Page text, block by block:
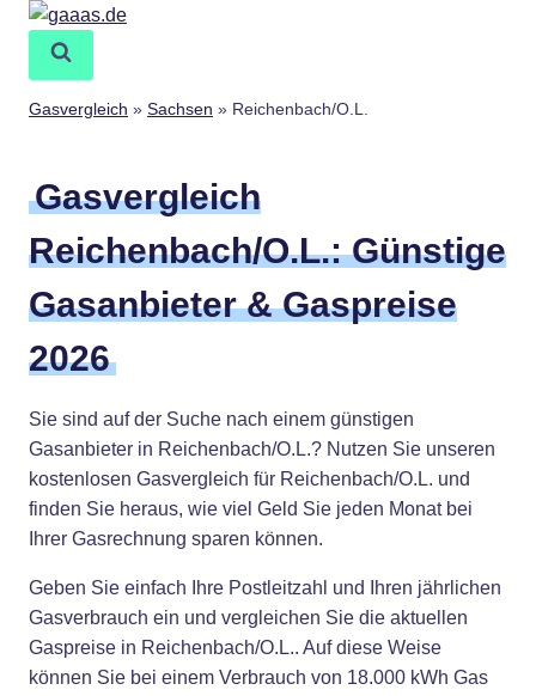
Zum
springen
Gasvergleich » Sachsen » Reichenbach/O.L.
Gasvergleich
Reichenbach/O.L.: Günstige
Gasanbieter & Gaspreise
2026
Sie sind auf der Suche nach einem günstigen
Gasanbieter in Reichenbach/O.L.? Nutzen Sie unseren
kostenlosen Gasvergleich für Reichenbach/O.L. und
finden Sie heraus, wie viel Geld Sie jeden Monat bei
Ihrer Gasrechnung sparen können.
Geben Sie einfach Ihre Postleitzahl und Ihren jährlichen
Gasverbrauch ein und vergleichen Sie die aktuellen
Gaspreise in Reichenbach/O.L.. Auf diese Weise
können Sie bei einem Verbrauch von 18.000 kWh Gas